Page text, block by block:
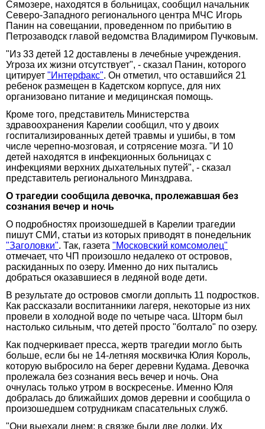
Сямозере, находятся в больницах, сообщил начальник
Северо-Западного регионального центра МЧС Игорь
Панин на совещании, проведенном по прибытию в
Петрозаводск главой ведомства Владимиром Пучковым.
"Из 33 детей 12 доставлены в лечебные учреждения.
Угроза их жизни отсутствует", - сказал Панин, которого
цитирует "Интерфакс". Он отметил, что оставшийся 21
ребенок размещен в Кадетском корпусе, для них
организовано питание и медицинская помощь.
Кроме того, представитель Министерства
здравоохранения Карелии сообщил, что у двоих
госпитализированных детей травмы и ушибы, в том
числе черепно-мозговая, и сотрясение мозга. "И 10
детей находятся в инфекционных больницах с
инфекциями верхних дыхательных путей", - сказал
представитель регионального Минздрава.
О трагедии сообщила девочка, пролежавшая без
сознания вечер и ночь
О подробностях произошедшей в Карелии трагедии
пишут СМИ, статьи из которых приводят в понедельник
"Заголовки". Так, газета "Московский комсомолец"
отмечает, что ЧП произошло недалеко от островов,
раскиданных по озеру. Именно до них пытались
добраться оказавшиеся в ледяной воде дети.
В результате до островов смогли доплыть 11 подростков.
Как рассказали воспитанники лагеря, некоторые из них
провели в холодной воде по четыре часа. Шторм был
настолько сильным, что детей просто "болтало" по озеру.
Как подчеркивает пресса, жертв трагедии могло быть
больше, если бы не 14-летняя москвичка Юлия Король,
которую выбросило на берег деревни Кудама. Девочка
пролежала без сознания весь вечер и ночь. Она
очнулась только утром в воскресенье. Именно Юля
добралась до ближайших домов деревни и сообщила о
произошедшем сотрудникам спасательных служб.
"Они выехали днем: в связке были две лодки. Их